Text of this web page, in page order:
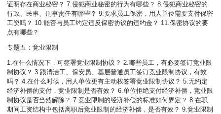
证明存在商业秘密？ 7.侵犯商业秘密的行为有哪些？ 8.侵犯商业秘密的
行政、民事、刑事责任有哪些？ 9.要求员工保密，用人单位需要支付保密
工资吗？ 10.能否与员工约定违反保密协议的违约金？ 11.保密协议的要
点有哪些？
专题五：竞业限制
1.在什么情况下，可签署竞业限制协议？ 2.哪些员工，有必要签订竞业限
制协议？ 3.跟清洁工、保安员、基层普通员工签订竞业限制协议，有效
吗？ 4.在什么时候，用人单位更有主动权签署竞业限制协议？ 5.无约定
经济补偿的支付，竞业限制是否有效？ 6.单位拒绝支付经济补偿，竞业限
制协议是否当然解除？ 7.竞业限制的经济补偿的标准如何界定？ 8.在职
期间工资结构中包括离职后竞业限制的经济补偿，是否有效？ 9.竞业限制